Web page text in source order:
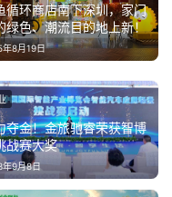
循环商店南下深圳，家门
绿色、潮流目的地上新！
8月19日
夺金！金旅驰睿荣获智博
战赛大奖
9月8日